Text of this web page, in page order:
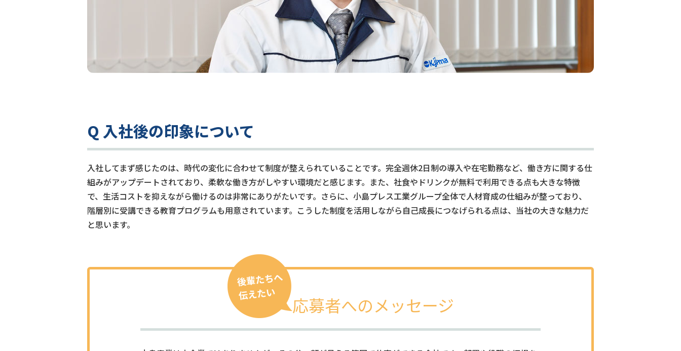
Q 入社後の印象について
入社してまず感じたのは、時代の変化に合わせて制度が整えられていることです。完全週休2日制の導入や在宅勤務など、働き方に関する仕
組みがアップデートされており、柔軟な働き方がしやすい環境だと感じます。また、社食やドリンクが無料で利用できる点も大きな特徴
で、生活コストを抑えながら働けるのは非常にありがたいです。さらに、小島プレス工業グループ全体で人材育成の仕組みが整っており、
階層別に受講できる教育プログラムも用意されています。こうした制度を活用しながら自己成長につなげられる点は、当社の大きな魅力だ
と思います。
応募者へのメッセージ